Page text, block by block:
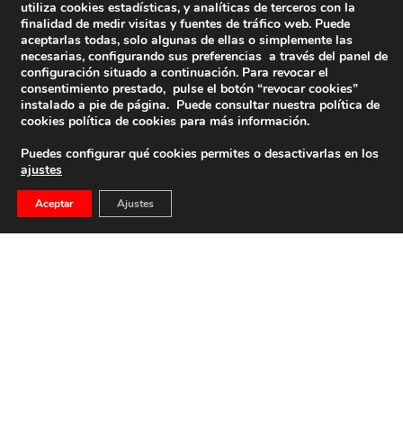
utiliza cookies estadísticas, y analíticas de terceros con la
finalidad de medir visitas y fuentes de tráfico web. Puede
aceptarlas todas, solo algunas de ellas o simplemente las
necesarias, configurando sus preferencias a través del panel de
configuración situado a continuación. Para revocar el
consentimiento prestado, pulse el botón “revocar cookies”
instalado a pie de página. Puede consultar nuestra política de
cookies política de cookies para más información.
Puedes configurar qué cookies permites o desactivarlas en los
ajustes
Aceptar Ajustes